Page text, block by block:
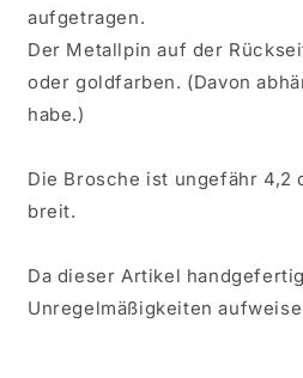
aufgetragen.
Der Metallpin auf der
oder goldfarben. (Davon
habe.)
Die Brosche ist ungefähr 4,2
breit.
Da dieser Artikel
Unregelmäßigkeiten